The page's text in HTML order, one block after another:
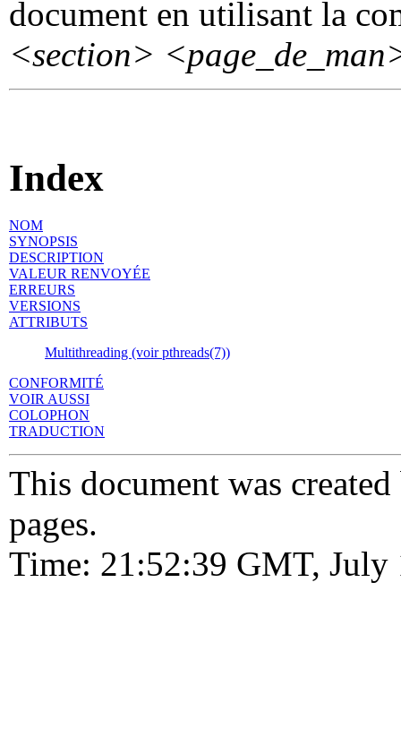
document en utilisant la
<section>
Index
NOM
SYNOPSIS
DESCRIPTION
VALEUR RENVOYÉE
ERREURS
VERSIONS
ATTRIBUTS
Multithreading (voir pthreads(7))
CONFORMITÉ
VOIR AUSSI
COLOPHON
TRADUCTION
This document was
pages.
Time: 21:52:39 GMT, July